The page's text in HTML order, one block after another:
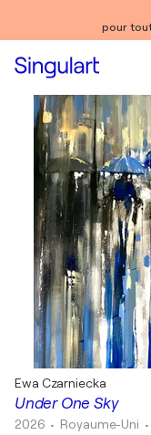
pour
Under One Sky
Ewa Czarniecka
2026 • Royaume-Uni •